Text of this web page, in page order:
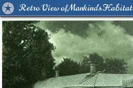
Retro View of Mankind's Habitat